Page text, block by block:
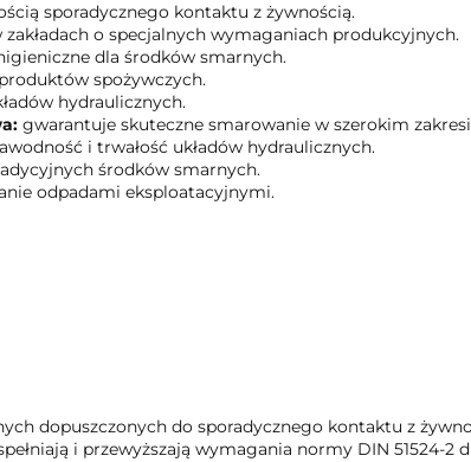
sporadycznego kontaktu z żywnością.
o specjalnych wymaganiach produkcyjnych.
dla środków smarnych.
spożywczych.
hydraulicznych.
gwarantuje skuteczne smarowanie w szerokim
i trwałość układów hydraulicznych.
środków smarnych.
odpadami eksploatacyjnymi.
dopuszczonych do sporadycznego kontaktu z
i przewyższają wymagania normy DIN 51524-2